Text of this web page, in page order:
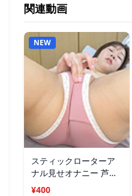
関連動画
NEW
スティックローターア
ナル見せオナニー 芦名
ほのか
¥400